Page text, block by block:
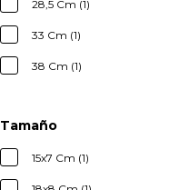
28,5 Cm (1)
33 Cm (1)
38 Cm (1)
Tamaño
15x7 Cm (1)